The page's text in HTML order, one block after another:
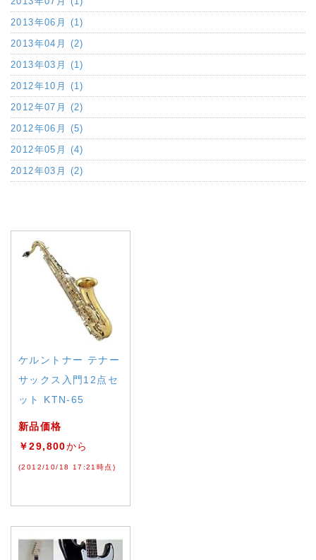
2013年06月 (1)
2013年04月 (2)
2013年03月 (1)
2012年10月 (1)
2012年07月 (2)
2012年06月 (5)
2012年05月 (4)
2012年03月 (2)
ケルントナー テナー
サックス入門12点セ
ット KTN-65
新品価格
￥29,800から
(2012/10/18 17:21時点)